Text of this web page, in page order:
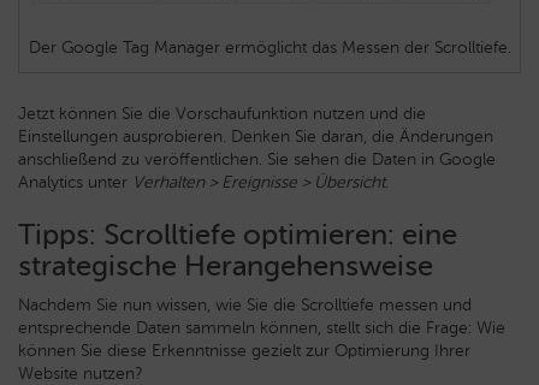
Der Google Tag Manager ermöglicht das Messen der Scrolltiefe.
Jetzt können Sie die Vorschaufunktion nutzen und die
Einstellungen ausprobieren. Denken Sie daran, die Änderungen
anschließend zu veröffentlichen. Sie sehen die Daten in Google
Analytics unter Verhalten > Ereignisse > Übersicht.
Tipps: Scrolltiefe optimieren: eine
strategische Herangehensweise
Nachdem Sie nun wissen, wie Sie die Scrolltiefe messen und
entsprechende Daten sammeln können, stellt sich die Frage: Wie
können Sie diese Erkenntnisse gezielt zur Optimierung Ihrer
Website nutzen?